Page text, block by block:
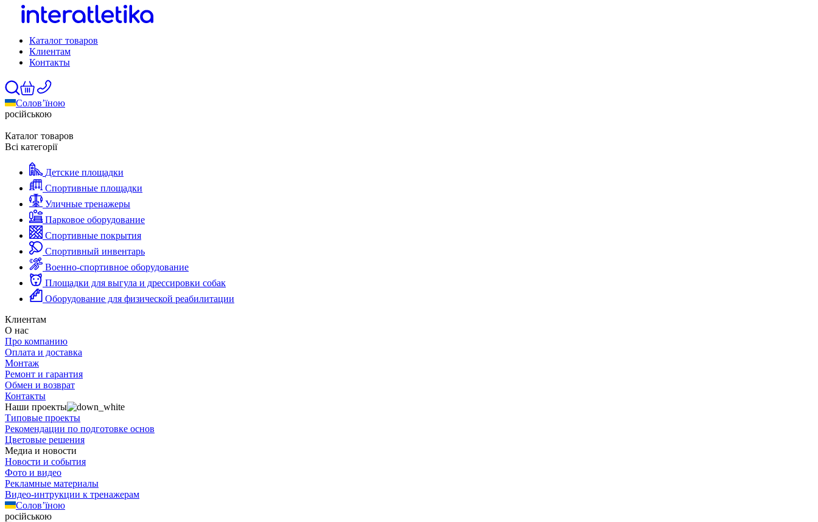
Каталог товаров
Клиентам
Контакты
Солов’їною
російською
Каталог товаров
Всі категорії
Детские площадки
Спортивные площадки
Уличные тренажеры
Парковое оборудование
Спортивные покрытия
Спортивный инвентарь
Военно-спортивное оборудование
Площадки для выгула и дрессировки собак
Оборудование для физической реабилитации
Клиентам
О нас
Про компанию
Оплата и доставка
Монтаж
Ремонт и гарантия
Обмен и возврат
Контакты
Наши проекты
Типовые проекты
Рекомендации по подготовке основ
Цветовые решения
Медиа и новости
Новости и события
Фото и видео
Рекламные материалы
Видео-интрукции к тренажерам
Солов’їною
російською